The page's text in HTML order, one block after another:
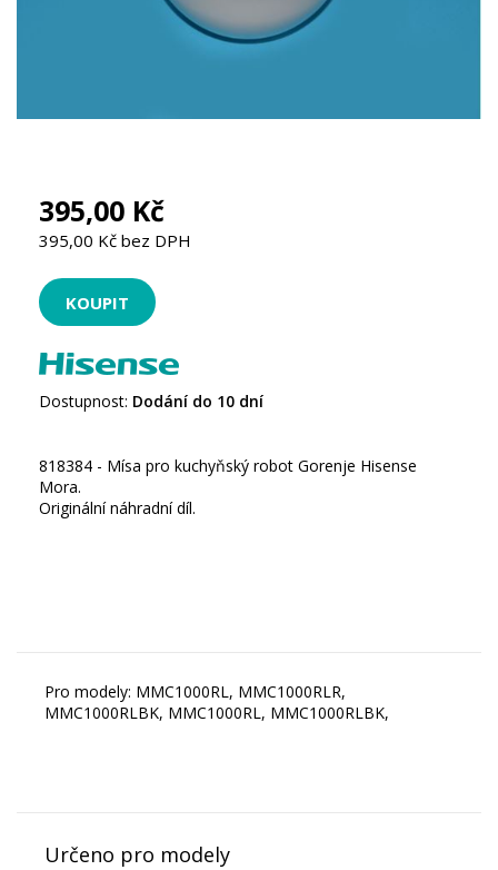
395,00 Kč
395,00 Kč bez DPH
Dostupnost: Dodání do 10 dní
818384 - Mísa pro kuchyňský robot Gorenje Hisense
Mora.
Originální náhradní díl.
Pro modely: MMC1000RL, MMC1000RLR,
MMC1000RLBK, MMC1000RL, MMC1000RLBK,
Určeno pro modely